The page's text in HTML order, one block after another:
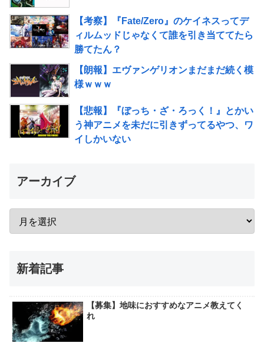
【考察】『Fate/Zero』のケイネスってデ
ィルムッドじゃなくて誰を引き当ててたら
勝てたん？
【朗報】エヴァンゲリオンまだまだ続く模
様ｗｗｗ
【悲報】『ぼっち・ざ・ろっく！』とかい
う神アニメを未だに引きずってるやつ、ワ
イしかいない
アーカイブ
新着記事
【募集】地味におすすめなアニメ教えてく
れ